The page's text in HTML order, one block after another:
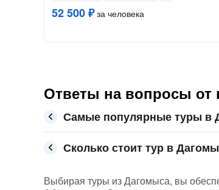
52 500 ₽за человека
Ответы на вопросы от
Самые популярные туры в
Сколько стоит тур в
Выбирая туры из Дагомыса, вы